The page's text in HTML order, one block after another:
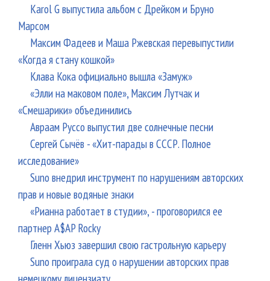
Karol G выпустила альбом с Дрейком и Бруно
Марсом
Максим Фадеев и Маша Ржевская перевыпустили
«Когда я стану кошкой»
Клава Кока официально вышла «Замуж»
«Элли на маковом поле», Максим Лутчак и
«Смешарики» объединились
Авраам Руссо выпустил две солнечные песни
Сергей Сычёв - «Хит-парады в СССР. Полное
исследование»
Suno внедрил инструмент по нарушениям авторских
прав и новые водяные знаки
«Рианна работает в студии», - проговорился ее
партнер A$AP Rocky
Гленн Хьюз завершил свою гастрольную карьеру
Suno проиграла суд о нарушении авторских прав